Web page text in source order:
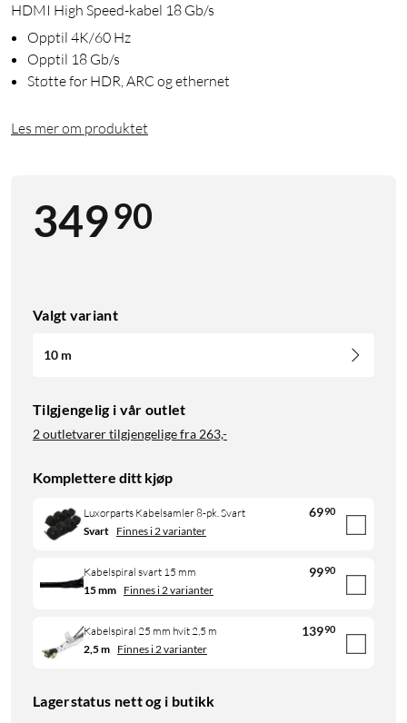
HDMI High Speed-kabel 18 Gb/s
Opptil 4K/60 Hz
Opptil 18 Gb/s
Støtte for HDR, ARC og ethernet
Les mer om produktet
34990
Valgt variant
10 m
Tilgjengelig i vår outlet
2 outletvarer tilgjengelige fra263,-
Komplettere ditt kjøp
Luxorparts Kabelsamler 8-pk. Svart 6990
Svart Finnes i 2 varianter
Kabelspiral svart 15 mm 9990
15 mm Finnes i 2 varianter
Kabelspiral 25 mm hvit 2,5 m 13990
2,5 m Finnes i 2 varianter
Lagerstatus nett og i butikk